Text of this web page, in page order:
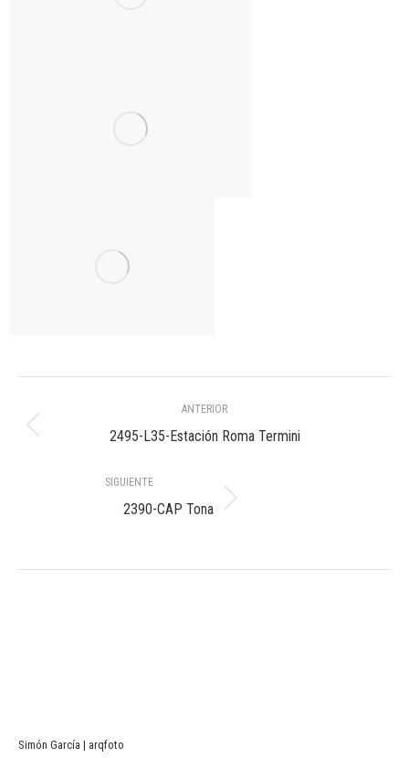
entre
álbumes
ANTERIOR
Álbum
2495-L35-Estación Roma Termini
SIGUIENTE
Álbum
2390-CAP Tona
Simón García | arqfoto